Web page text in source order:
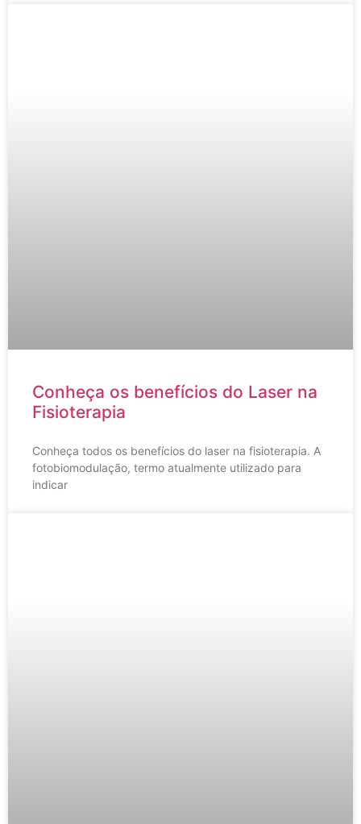
Conheça os benefícios do Laser na
Fisioterapia
Conheça todos os benefícios do laser na fisioterapia. A
fotobiomodulação, termo atualmente utilizado para
indicar